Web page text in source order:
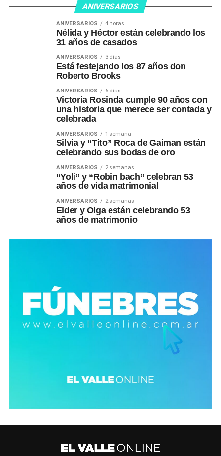
ANIVERSARIOS
ANIVERSARIOS 4 horas
Nélida y Héctor están celebrando los
31 años de casados
ANIVERSARIOS 3 días
Está festejando los 87 años don
Roberto Brooks
ANIVERSARIOS 6 días
Victoria Rosinda cumple 90 años con
una historia que merece ser contada y
celebrada
ANIVERSARIOS 1 semana
Silvia y “Tito” Roca de Gaiman están
celebrando sus bodas de oro
ANIVERSARIOS 2 semanas
“Yoli” y “Robin bach” celebran 53
años de vida matrimonial
ANIVERSARIOS 2 semanas
Elder y Olga están celebrando 53
años de matrimonio